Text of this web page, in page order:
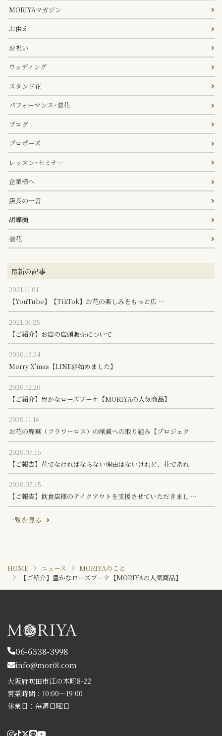
MORIYAマガジン
お供え
お祝い
ウェディング
スタンド花
パフォーマンス･装花
ブログ
プロポーズ
レッスン･セミナー
企業様へ
店長の一言
胡蝶蘭
装花
最新の記事
2021.11.01
【YouTube】【TikTok】お花の楽しみをもっと広 …
2021.01.25
【ご紹介】お店の店頭販売について
2020.12.24
Merry X'mas【LINE@始めました】
2020.12.20
【ご紹介】豊かなローズブーケ【MORIYAの人気商品】
2020.11.16
お花の廃棄（フラワーロス）の削減への取り組み【プロジェク …
2020.07.16
【ご報告】花でなければならない理由はないけれど、花であれ …
2020.07.15
【ご報告】飲食店様のテイクアウトを支援させていただきまし …
一覧を見る
HOME ニュース
MORIYAのこと
【ご紹介】豊かなローズブーケ【MORIYAの人気商品】
06-6338-3998
info@mori8.com
大阪府吹田市江の木町8-22
営業時間：10:00～19:00
休業日：毎週日曜日